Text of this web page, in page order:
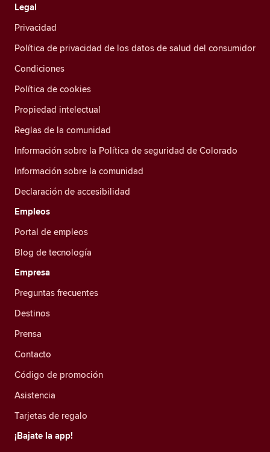
Legal
Privacidad
Política de privacidad de los datos de salud del consumidor
Condiciones
Política de cookies
Propiedad intelectual
Reglas de la comunidad
Información sobre la Política de seguridad de Colorado
Información sobre la comunidad
Declaración de accesibilidad
Empleos
Portal de empleos
Blog de tecnología
Empresa
Preguntas frecuentes
Destinos
Prensa
Contacto
Código de promoción
Asistencia
Tarjetas de regalo
¡Bajate la app!